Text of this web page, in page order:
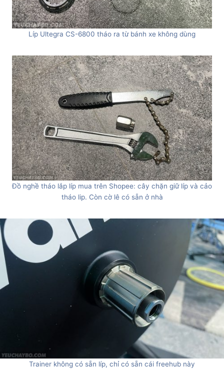
Líp Ultegra CS-6800 tháo ra từ bánh xe không dùng
Đồ nghề tháo lắp líp mua trên Shopee: cây chặn giữ líp và cảo
tháo lip. Còn cờ lê có sẵn ở nhà
Trainer không có sẵn líp, chỉ có sẵn cái freehub này